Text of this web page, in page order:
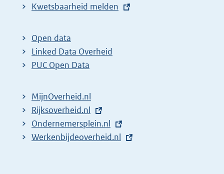
E
t
e
r
l
i
n
k
Kwetsbaarheid melden
Open data
Linked Data Overheid
PUC Open Data
MijnOverheid.nl
E
x
t
Rijksoverheid.nl
E
x
Ondernemersplein.nl
E
Werkenbijdeoverheid.nl